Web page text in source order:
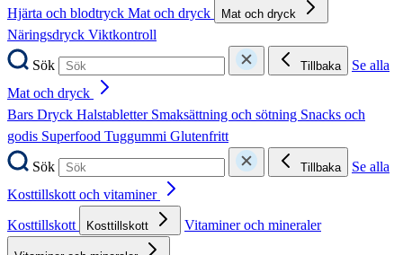
Hjärta och blodtryck Mat och dryck Mat och dryck
Näringsdryck Viktkontroll
Sök
Tillbaka
Se alla
Mat och dryck
Bars Dryck Halstabletter Smaksättning och sötning Snacks och
godis Superfood Tuggummi Glutenfritt
Sök
Tillbaka
Se alla
Kosttillskott och vitaminer
Kosttillskott
Kosttillskott Vitaminer och mineraler